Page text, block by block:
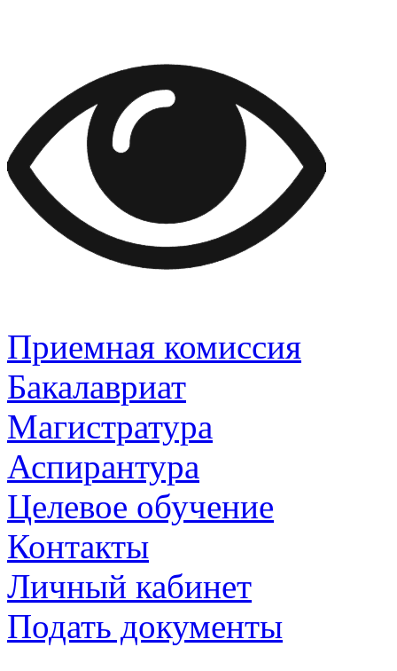
Приемная комиссия
Бакалавриат
Магистратура
Аспирантура
Целевое обучение
Контакты
Личный кабинет
Подать документы